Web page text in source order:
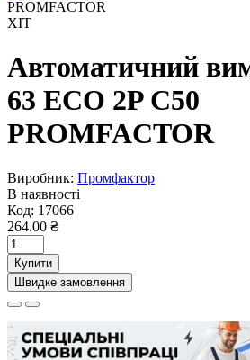
ХІТ
Автоматичний
63 ECO 2P C50
PROMFACTOR
Виробник: Промфактор
В наявності
Код: 17066
264.00 ₴
Купити
Швидке замовлення